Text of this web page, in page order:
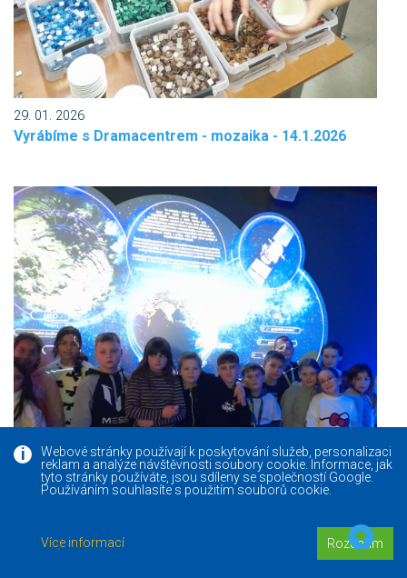
Webové stránky používají k poskytování služeb, personalizaci
reklam a analýze návštěvnosti soubory cookie. Informace, jak
tyto stránky používáte, jsou sdíleny se společností Google.
Používáním souhlasíte s použitím souborů cookie.
Více informací Rozumím
29. 01. 2026
Vyrábíme s Dramacentrem - mozaika - 14.1.2026